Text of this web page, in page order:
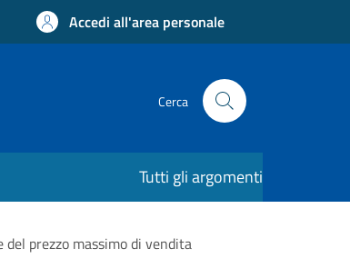
Accedi all'area personale
Cerca
Tutti gli argomenti
prezzo massimo di vendita